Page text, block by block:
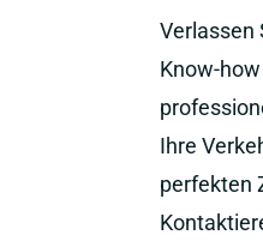
Verlassen
Know-
Ihre
perfekten